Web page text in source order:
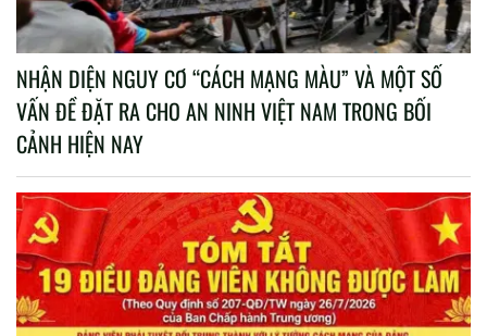
NHẬN DIỆN NGUY CƠ “CÁCH MẠNG MÀU” VÀ MỘT SỐ
VẤN ĐỀ ĐẶT RA CHO AN NINH VIỆT NAM TRONG BỐI
CẢNH HIỆN NAY